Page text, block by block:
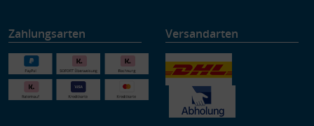
Zahlungsarten Versandarten